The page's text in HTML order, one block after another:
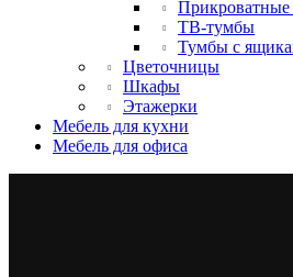
Прикроватные
ТВ-тумбы
Тумбы с
Цветочницы
Шкафы
Этажерки
Мебель для кухни
Мебель для офиса